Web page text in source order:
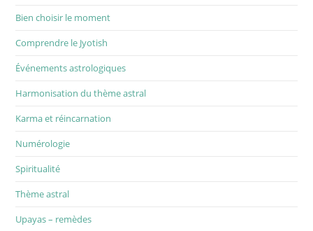
Bien choisir le moment
Comprendre le Jyotish
Événements astrologiques
Harmonisation du thème astral
Karma et réincarnation
Numérologie
Spiritualité
Thème astral
Upayas – remèdes